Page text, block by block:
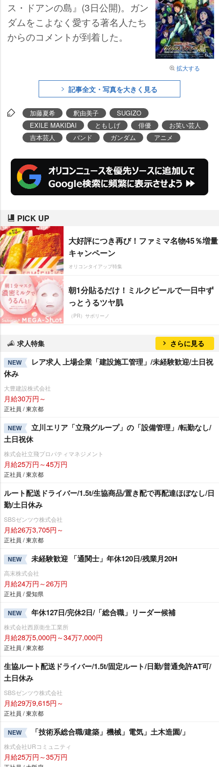
拡大する
ス・ドアンの島』(3日公開)。ガン
ダムをこよなく愛する著名人たち
からのコメントが到着した。
記事全文・写真を大きく見る
加藤夏希 釈由美子
SUGIZO
EXILE MAKIDAI
ともしげ 俳優
お笑い芸人
吉本芸人
バンド ガンダム アニメ
PICK UP
大好評につき再び！ファミマ名物45％増量
キャンペーン
オリコンタイアップ特集
朝1分貼るだけ！ミルクピールで一日中ず
っとうるツヤ肌
（PR）サボリーノ
求人特集 さらに見る
NEW
レア求人 上場企業「建設施工管理」/未経験歓迎/土日祝
休み
大豊建設株式会社
月給30万円～
正社員 / 東京都
NEW
立川エリア「立飛グループ」の「設備管理」/転勤なし/
土日祝休
株式会社立飛プロパティマネジメント
月給25万円～45万円
正社員 / 東京都
ルート配送ドライバー/1.5t/生協商品/置き配で再配達ほぼなし/日
勤/土日休み
SBSゼンツウ株式会社
月給26万3,705円～
正社員 / 東京都
NEW 未経験歓迎 「通関士」年休120日/残業月20H
高末株式会社
月給24万円～26万円
正社員 / 愛知県
NEW 年休127日/完休2日/「総合職」リーダー候補
株式会社西原衛生工業所
月給28万5,000円～34万7,000円
正社員 / 東京都
生協ルート配送ドライバー/1.5t/固定ルート/日勤/普通免許AT可/
土日休み
SBSゼンツウ株式会社
月給29万9,615円～
正社員 / 東京都
NEW 「技術系総合職/建築」機械」電気」土木造園/」
株式会社URコミュニティ
月給25万円～35万円